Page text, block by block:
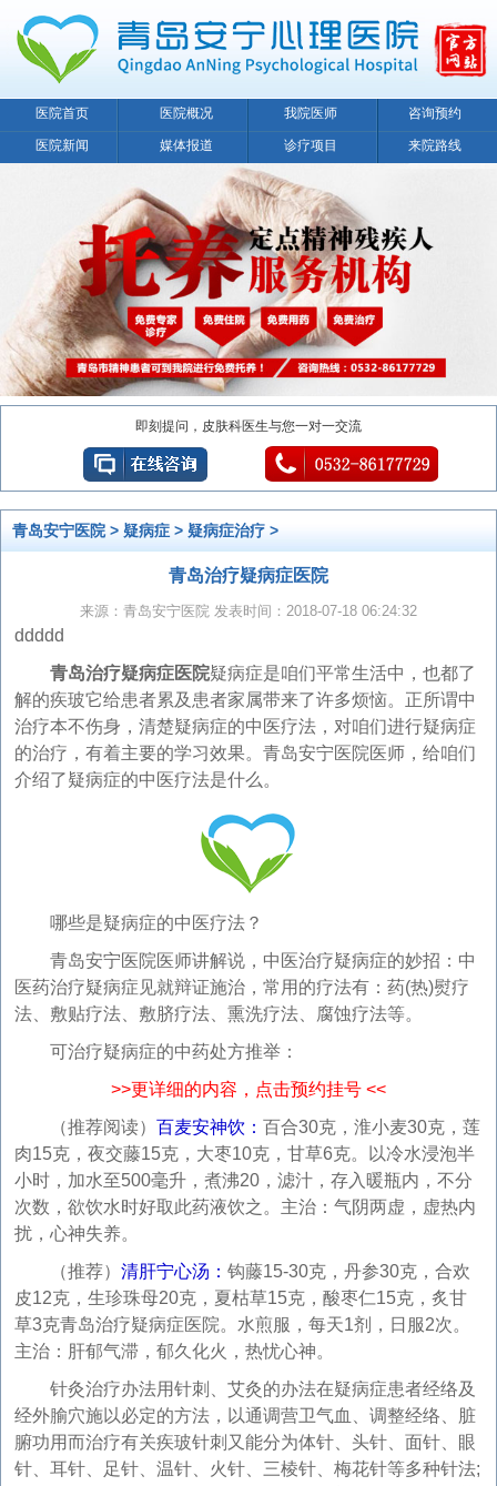
医院首页 医院概况 我院医师 咨询预约
医院新闻 媒体报道 诊疗项目 来院路线
即刻提问，皮肤科医生与您一对一交流
青岛安宁医院> 疑病症 > 疑病症治疗 >
青岛治疗疑病症医院
来源：青岛安宁医院 发表时间：2018-07-18 06:24:32
ddddd
青岛治疗疑病症医院疑病症是咱们平常生活中，也都了
解的疾玻它给患者累及患者家属带来了许多烦恼。正所谓中
治疗本不伤身，清楚疑病症的中医疗法，对咱们进行疑病症
的治疗，有着主要的学习效果。青岛安宁医院医师，给咱们
介绍了疑病症的中医疗法是什么。
哪些是疑病症的中医疗法？
青岛安宁医院医师讲解说，中医治疗疑病症的妙招：中
医药治疗疑病症见就辩证施治，常用的疗法有：药(热)熨疗
法、敷贴疗法、敷脐疗法、熏洗疗法、腐蚀疗法等。
可治疗疑病症的中药处方推举：
>>更详细的内容，点击预约挂号 <<
（推荐阅读） 百麦安神饮： 百合30克，淮小麦30克，莲
肉15克，夜交藤15克，大枣10克，甘草6克。以冷水浸泡半
小时，加水至500毫升，煮沸20，滤汁，存入暖瓶内，不分
次数，欲饮水时好取此药液饮之。主治：气阴两虚，虚热内
扰，心神失养。
（推荐） 清肝宁心汤： 钩藤15-30克，丹参30克，合欢
皮12克，生珍珠母20克，夏枯草15克，酸枣仁15克，炙甘
草3克青岛治疗疑病症医院。水煎服，每天1剂，日服2次。
主治：肝郁气滞，郁久化火，热忧心神。
针灸治疗办法用针刺、艾灸的办法在疑病症患者经络及
经外腧穴施以必定的方法，以通调营卫气血、调整经络、脏
腑功用而治疗有关疾玻针刺又能分为体针、头针、面针、眼
针、耳针、足针、温针、火针、三棱针、梅花针等多种针法;